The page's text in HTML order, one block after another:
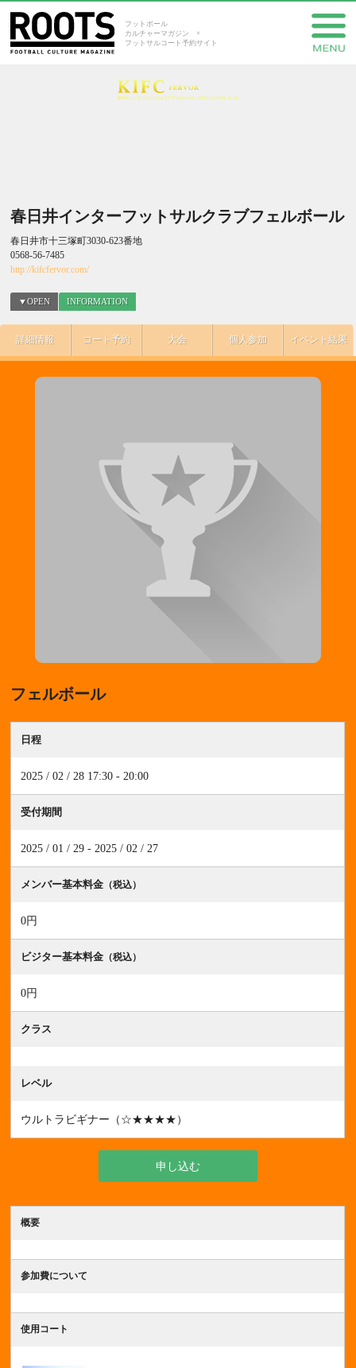
フットボール
カルチャーマガジン ×
フットサルコート予約サイト
春日井インターフットサルクラブフェルボール
春日井市十三塚町3030-623番地
0568-56-7485
http://kifcfervor.com/
▼OPEN INFORMATION
詳細情報 コート予約 大会 個人参加 イベント結果
フェルボール
日程
2025 / 02 / 28 17:30 - 20:00
受付期間
2025 / 01 / 29 - 2025 / 02 / 27
メンバー基本料金 （税込）
0円
ビジター基本料金 （税込）
0円
クラス
レベル
ウルトラビギナー（☆★★★★）
申し込む
概要
参加費について
使用コート